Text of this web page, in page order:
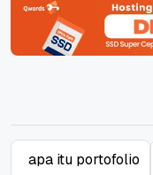
apa itu portofolio